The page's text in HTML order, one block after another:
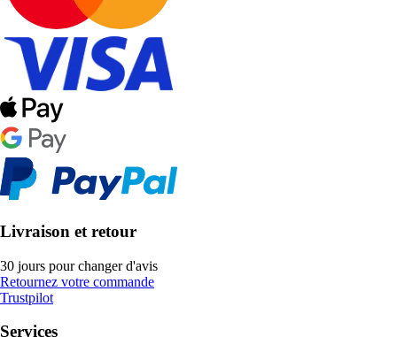
Livraison et retour
30 jours pour changer d'avis
Retournez votre commande
Trustpilot
Services